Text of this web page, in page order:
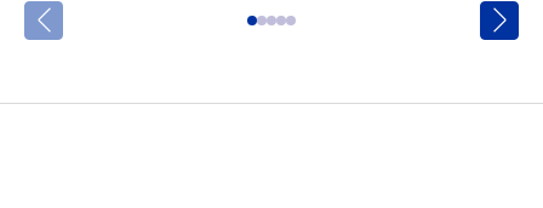
приложение
"Vademecum WM"